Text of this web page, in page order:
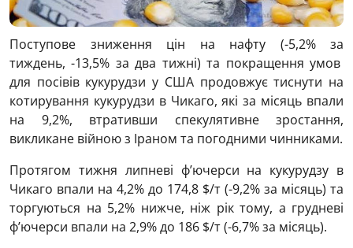
Поступове зниження цін на нафту (-5,2% за
тиждень, -13,5% за два тижні) та покращення умов
для посівів кукурудзи у США продовжує тиснути на
котирування кукурудзи в Чикаго, які за місяць впали
на 9,2%, втративши спекулятивне зростання,
викликане війною з Іраном та погодними чинниками.
Протягом тижня липневі ф’ючерси на кукурудзу в
Чикаго впали на 4,2% до 174,8 $/т (-9,2% за місяць) та
торгуються на 5,2% нижче, ніж рік тому, а грудневі
ф’ючерси впали на 2,9% до 186 $/т (-6,7% за місяць).